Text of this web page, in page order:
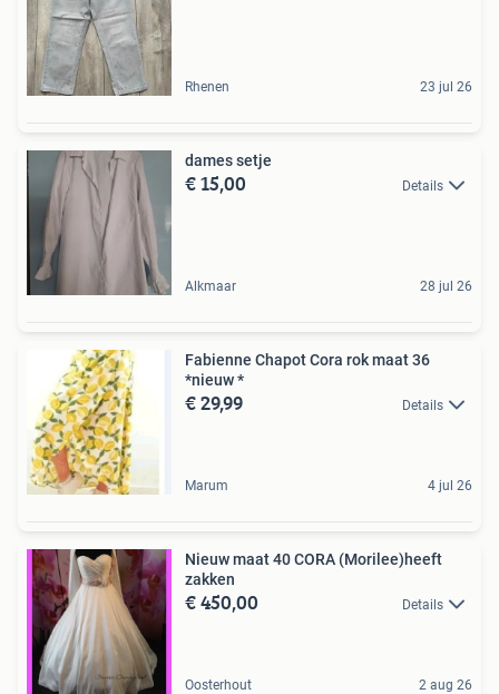
Rhenen 23 jul 26
dames setje
€ 15,00 Details
Alkmaar 28 jul 26
Fabienne Chapot Cora rok maat 36
*nieuw *
€ 29,99 Details
Marum 4 jul 26
Nieuw maat 40 CORA (Morilee)heeft
zakken
€ 450,00 Details
Oosterhout 2 aug 26